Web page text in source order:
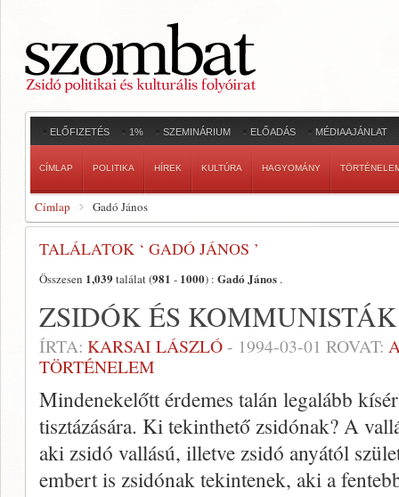
ELŐFIZETÉS 1% SZEMINÁRIUM ELŐADÁS MÉDIAAJÁNLAT
CÍMLAP POLITIKA HÍREK KULTÚRA HAGYOMÁNY
Címlap Gadó János
TALÁLATOK ‘ GADÓ JÁNOS ’
Összesen 1,039 találat (981 - 1000) : Gadó János .
ZSIDÓK ÉS
ÍRTA: KARSAI LÁSZLÓ- 1994-03-01 ROVAT:
TÖRTÉNELEM
Mindenekelőtt érdemes talán legalább
tisztázására. Ki tekinthető zsidónak? A
aki zsidó vallású, illetve zsidó anyától
embert is zsidónak tekintenek, aki a